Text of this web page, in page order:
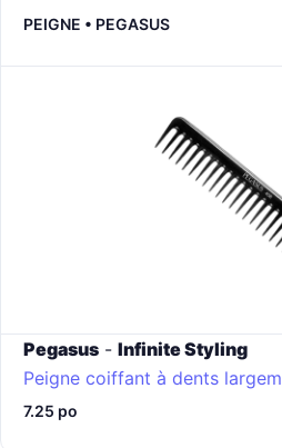
PEIGNE • PEGASUS
Pegasus - Infinite Styling
Peigne coiffant à dents
7.25 po